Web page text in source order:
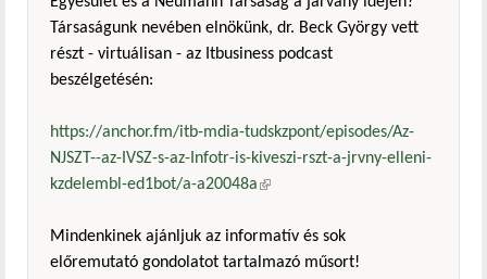
Társaságunk nevében elnökünk, dr. Beck György vett
részt - virtuálisan - az Itbusiness podcast
beszélgetésén:
https://anchor.fm/itb-mdia-tudskzpont/episodes/Az-
NJSZT--az-IVSZ-s-az-Infotr-is-kiveszi-rszt-a-jrvny-elleni-
kzdelembl-ed1bot/a-a20048a(külső hivatkozás)
Mindenkinek ajánljuk az informatív és sok
előremutató gondolatot tartalmazó műsort!